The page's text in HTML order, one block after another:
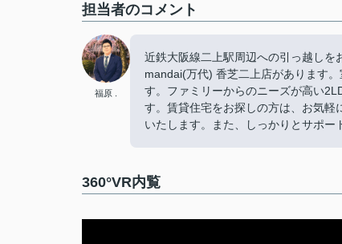
担当者のコメント
福原 .
近鉄大阪線二上駅周辺への引っ越し
mandai(万代) 香芝二上店があります
す。ファミリーからのニーズが高い
す。賃貸住宅をお探しの方は、お気
いたします。また、しっかりとサポ
360°VR内覧